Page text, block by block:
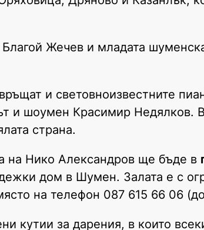
Жечев и младата
и световноизвестните
и шоумен Красимир Недялков.
страна.
на Нико Александров ще бъде в
дом в Шумен. Залата е с
на телефон 087 615 66 06
кутии за дарения, в които